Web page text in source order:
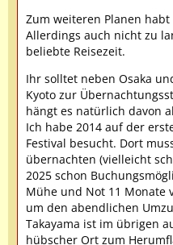
Zum weiteren Planen
Allerdings auch nicht zu
beliebte Reisezeit.
Ihr solltet neben Osaka
Kyoto zur
hängt es natürlich davon
Ich habe 2014 auf der
Festival besucht. Dort
übernachten (vielleicht
2025 schon
Mühe und Not 11 Monate
um den abendlichen
Takayama ist im übrigen
hübscher Ort zum